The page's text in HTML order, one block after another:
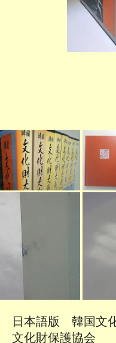
日本語版 韓国文
文化財保護協会